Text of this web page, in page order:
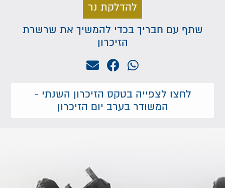
להדלקת נר
שתף עם חבריך בכדי להמשיך את שרשרת
הזיכרון
לחצו לצפייה בטקס הזיכרון השנתי -
המשודר בערב יום הזיכרון